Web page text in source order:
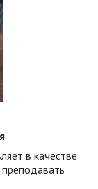
в качестве